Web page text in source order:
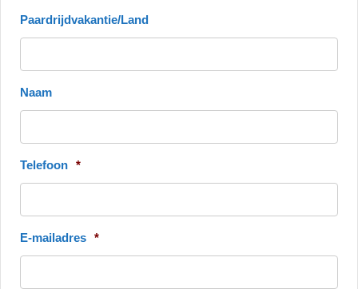
Paardrijdvakantie/Land
Naam
Telefoon *
E-mailadres *